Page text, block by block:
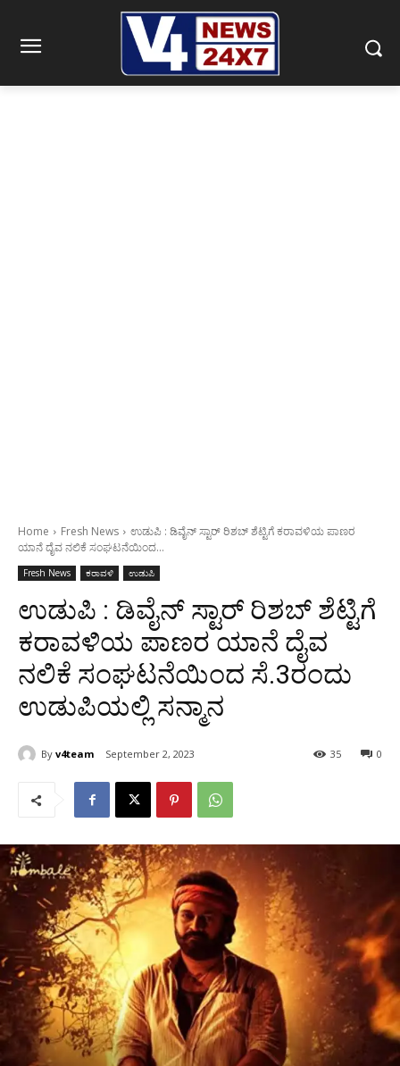
Home Fresh News
ಉಡುಪಿ : ಡಿವೈನ್ ಸ್ಟಾರ್ ರಿಶಬ್ ಶೆಟ್ಟಿಗೆ ಕರಾವಳಿಯ ಪಾಣರ
ಯಾನೆ ದೈವ ನಲಿಕೆ ಸಂಘಟನೆಯಿಂದ...
Fresh News ಕರಾವಳಿ ಉಡುಪಿ
ಉಡುಪಿ : ಡಿವೈನ್ ಸ್ಟಾರ್ ರಿಶಬ್ ಶೆಟ್ಟಿಗೆ
ಕರಾವಳಿಯ ಪಾಣರ ಯಾನೆ ದೈವ
ನಲಿಕೆ ಸಂಘಟನೆಯಿಂದ ಸೆ.3ರಂದು
ಉಡುಪಿಯಲ್ಲಿ ಸನ್ಮಾನ
By v4team September 2, 2023 0
35